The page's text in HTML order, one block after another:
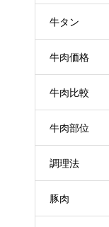
牛タン
牛肉価格
牛肉比較
牛肉部位
調理法
豚肉